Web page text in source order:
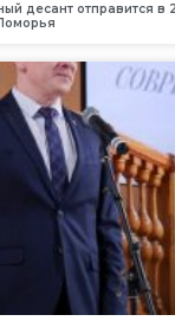
десант отправится в